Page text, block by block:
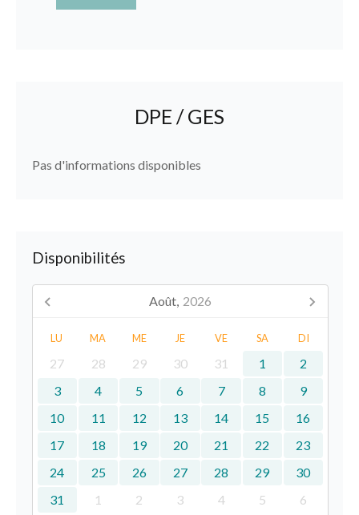
DPE / GES
Pas d'informations disponibles
Disponibilités
Août, 2026
LU MA ME JE VE SA DI
27 28 29 30 31 1
2
3
4 5 6 7 8
9
10
11 12 13 14 15
16
17
18 19 20 21 22
23
24
25 26 27 28 29
30
31
1 2 3 4 5 6